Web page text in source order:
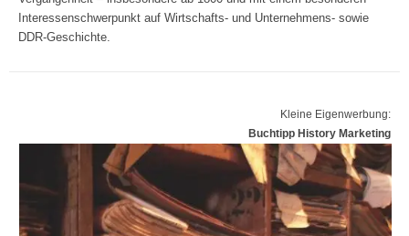
Interessenschwerpunkt auf Wirtschafts- und Unternehmens- sowie
DDR-Geschichte.
Kleine Eigenwerbung:
Buchtipp History Marketing